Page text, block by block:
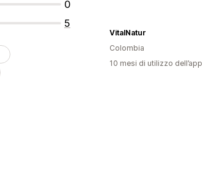
0
5
VitalNatur
Colombia
10 mesi di utilizzo dell’app